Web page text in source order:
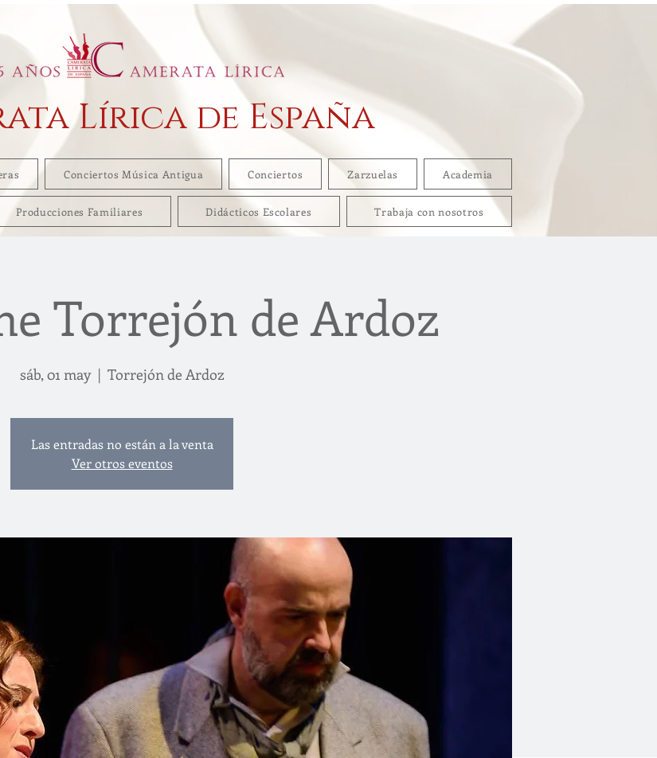
Lírica de España
Conciertos Música Antigua Conciertos Zarzuelas Academia
Producciones Familiares Didácticos Escolares Trabaja con nosotros
Torrejón de Ardoz
sáb, 01 may
  |
Torrejón de Ardoz
Las entradas no están a la venta
Ver otros eventos